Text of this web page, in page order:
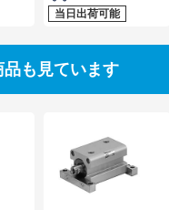
当日出荷可能
も見ています